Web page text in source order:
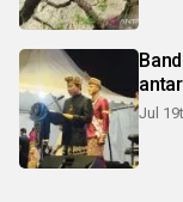
Jul